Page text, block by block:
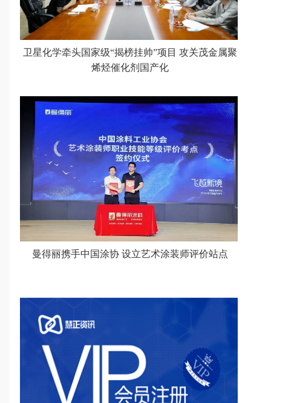
卫星化学牵头国家级“揭榜挂帅”项目 攻关茂金属聚
烯烃催化剂国产化
曼得丽携手中国涂协 设立艺术涂装师评价站点